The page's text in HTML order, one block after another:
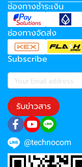
ช่องทางชำระเงิน
ช่องทางจัดส่ง
Subscribe
รับข่าวสาร
@technocom